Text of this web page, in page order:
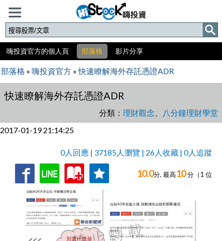
嗨投資官方的個人頁 部落格 影片分享
部落格 » 嗨投資官方 »快速瞭解海外存託憑證ADR
快速瞭解海外存託憑證ADR
分類： 理財觀念
八分鐘理財學堂
2017-01-19 21:14:25
0人回應 | 37185人瀏覽 | 26人收藏 | 0人追蹤
收
藏
追 10.0分, 最高10分（1 位